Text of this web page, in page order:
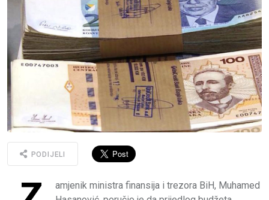
PODIJELI
amjenik ministra finansija i trezora BiH, Muhamed